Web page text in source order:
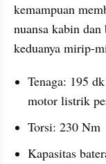
kemampuan
nuansa kabin
keduanya mirip-
Tenaga: 195
motor listrik
Torsi: 230 Nm
Kapasitas